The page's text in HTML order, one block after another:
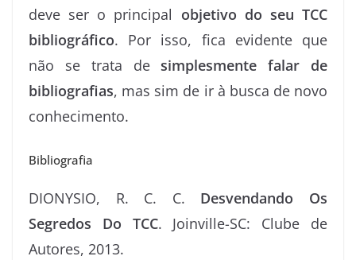
deve ser o principal objetivo do seu TCC
bibliográfico. Por isso, fica evidente que
não se trata desimplesmente falar de
bibliografias, mas sim de ir à busca de novo
conhecimento.
Bibliografia
DIONYSIO, R. C. C. Desvendando Os
Segredos Do TCC. Joinville-SC: Clube de
Autores, 2013.